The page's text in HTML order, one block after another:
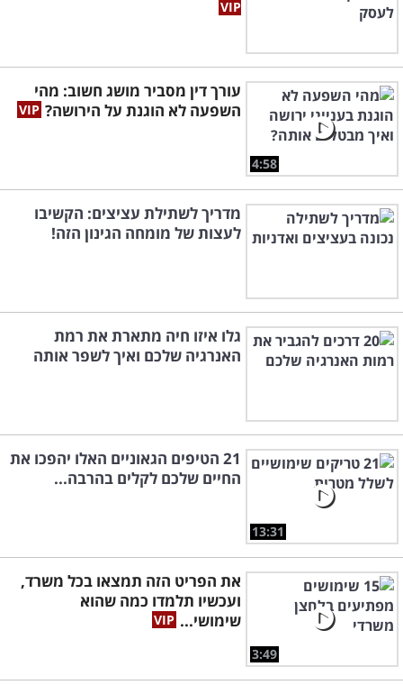
4:58
עורך דין מסביר מושג חשוב: מהי
השפעה לא הוגנת על הירושה?
מדריך לשתילת עציצים: הקשיבו
לעצות של מומחה הגינון הזה!
גלו איזו חיה מתארת את רמת
האנרגיה שלכם ואיך לשפר אותה
13:31
21 הטיפים הגאוניים האלו יהפכו את
החיים שלכם לקלים בהרבה...
3:49
את הפריט הזה תמצאו בכל משרד,
ועכשיו תלמדו כמה שהוא
שימושי...